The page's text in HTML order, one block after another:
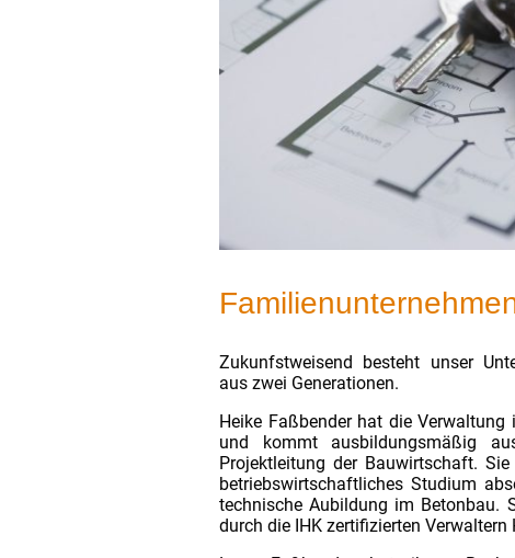
Zukunfstweisend besteht unser
aus zwei Generationen.
Heike Faßbender hat die
und kommt ausbildungsmäßig
Projektleitung der Bauwirtschaft.
betriebswirtschaftliches Studium
technische Aubildung im Betonbau.
durch die IHK zertifizierten Verwaltern